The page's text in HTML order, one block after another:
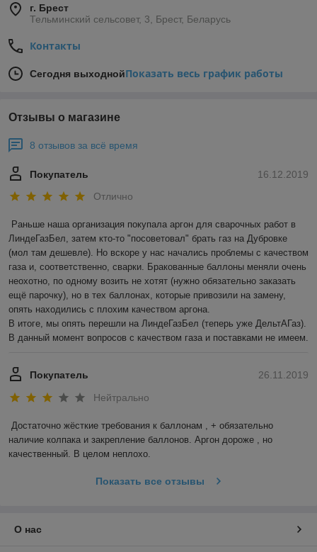
г. Брест
Тельминский сельсовет, 3, Брест, Беларусь
Контакты
Сегодня выходнойПоказать весь график работы
Отзывы о магазине
8 отзывов за всё время
16.12.2019
Покупатель
Отлично
Раньше наша организация покупала аргон для сварочных работ в
ЛиндеГазБел, затем кто-то "посоветовал" брать газ на Дубровке
(мол там дешевле). Но вскоре у нас начались проблемы с качеством
газа и, соответственно, сварки. Бракованные баллоны меняли очень
неохотно, по одному возить не хотят (нужно обязательно заказать
ещё парочку), но в тех баллонах, которые привозили на замену,
опять находились с плохим качеством аргона.
В итоге, мы опять перешли на ЛиндеГазБел (теперь уже ДельтАГаз).
26.11.2019
Покупатель
Нейтрально
Достаточно жёсткие требования к баллонам , + обязательно
наличие колпака и закрепление баллонов. Аргон дороже , но
качественный. В целом неплохо.
Показать все отзывы
О нас